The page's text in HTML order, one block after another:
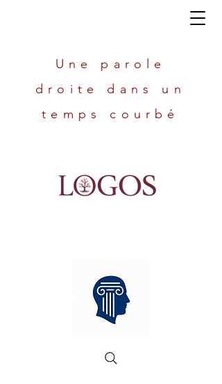
Une parole
droite dans un
temps courbé